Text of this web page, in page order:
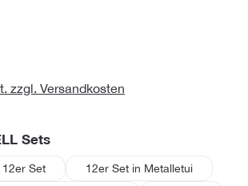
zzgl. Versandkosten
Setsauswählen
12er Set
12er Set in Metalletui